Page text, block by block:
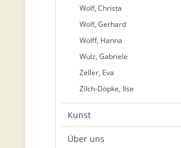
Wolf, Christa
Wolf, Gerhard
Wolff, Hanna
Wulz, Gabriele
Zeller, Eva
Zilch-Döpke, Ilse
Kunst
Über uns